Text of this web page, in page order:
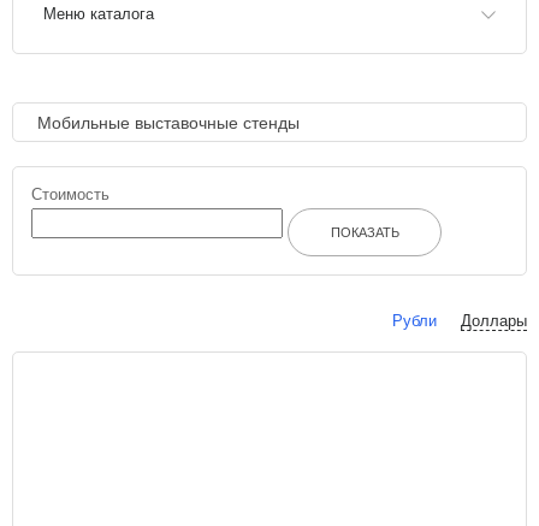
Меню каталога
Мобильные выставочные стенды
Стоимость
ПОКАЗАТЬ
Рубли Доллары